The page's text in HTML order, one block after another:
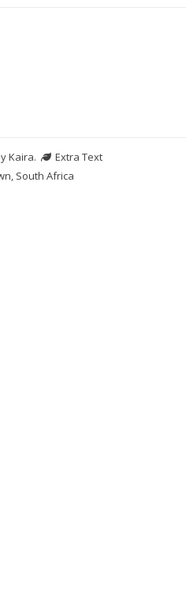
Kaira.
Extra Text
South Africa